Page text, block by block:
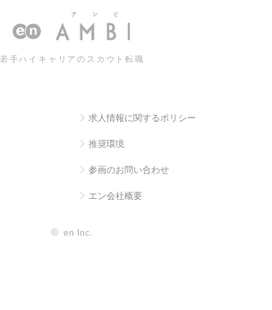
若手ハイキャリアのスカウト転職
求人情報に関するポリシー
推奨環境
参画のお問い合わせ
エン会社概要
© en Inc.